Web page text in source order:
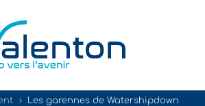
5 Les garennes de Watershipdown